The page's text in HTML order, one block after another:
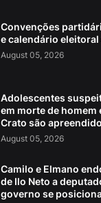
Convenções
e calendário
August 05, 2026
Adolescentes
em morte de homem
Crato são
August 05, 2026
Camilo e Elmano
de Ilo Neto a
governo se